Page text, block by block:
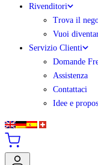
Rivenditori
Trova il
Vuoi
Servizio Clienti
Domande
Assistenza
Contattaci
Idee e